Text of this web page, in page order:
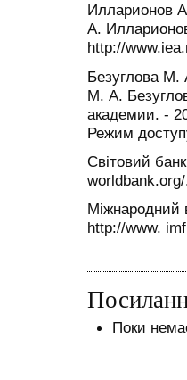
Илларионов
А.
http://
Безуглова М.
М. А.
академии. -
Режим
Світовий
Міжнародний
http://www.
Поки